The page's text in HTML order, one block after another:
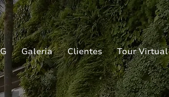
Galeria Clientes Tour Virtual